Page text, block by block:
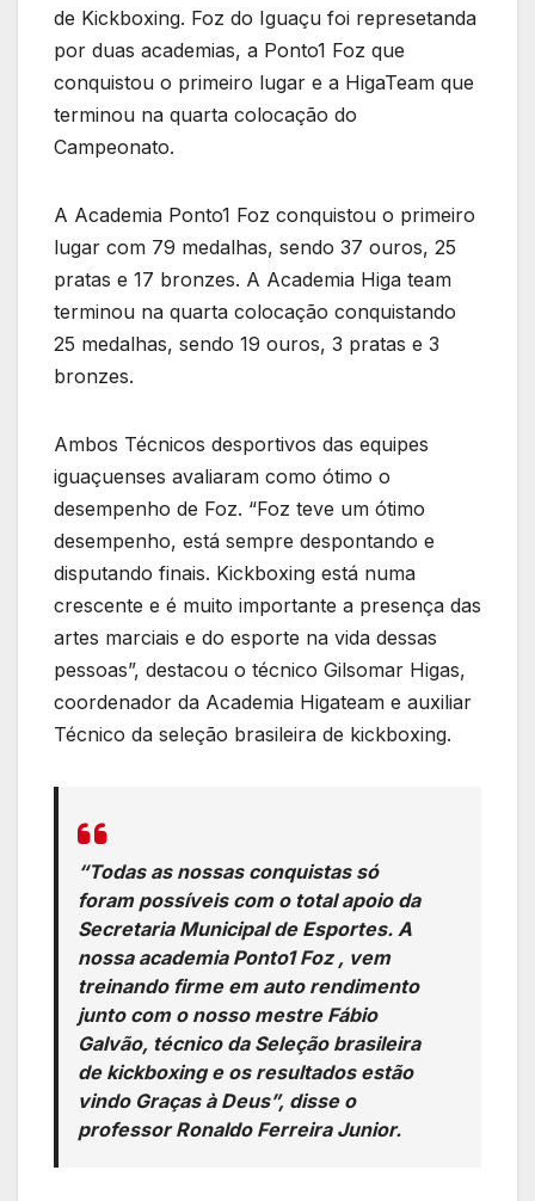
de Kickboxing. Foz do Iguaçu foi represetanda
por duas academias, a Ponto1 Foz que
conquistou o primeiro lugar e a HigaTeam que
terminou na quarta colocação do
Campeonato.
A Academia Ponto1 Foz conquistou o primeiro
lugar com 79 medalhas, sendo 37 ouros, 25
pratas e 17 bronzes. A Academia Higa team
terminou na quarta colocação conquistando
25 medalhas, sendo 19 ouros, 3 pratas e 3
bronzes.
Ambos Técnicos desportivos das equipes
iguaçuenses avaliaram como ótimo o
desempenho de Foz. “Foz teve um ótimo
desempenho, está sempre despontando e
disputando finais. Kickboxing está numa
crescente e é muito importante a presença das
artes marciais e do esporte na vida dessas
pessoas”, destacou o técnico Gilsomar Higas,
coordenador da Academia Higateam e auxiliar
Técnico da seleção brasileira de kickboxing.
“Todas as nossas conquistas só
foram possíveis com o total apoio da
Secretaria Municipal de Esportes. A
nossa academia Ponto1 Foz , vem
treinando firme em auto rendimento
junto com o nosso mestre Fábio
Galvão, técnico da Seleção brasileira
de kickboxing e os resultados estão
vindo Graças à Deus”, disse o
professor Ronaldo Ferreira Junior.